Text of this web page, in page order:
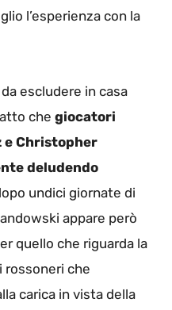
l’esperienza con la
escludere in casa
che giocatori
e Christopher
deludendo
undici giornate di
appare però
quello che riguarda la
che
carica in vista della